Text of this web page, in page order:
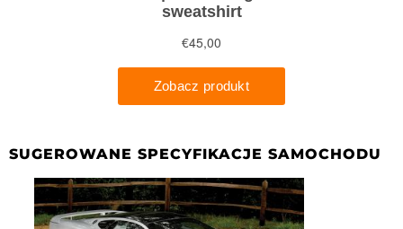
SUGEROWANE SPECYFIKACJE SAMOCHODU